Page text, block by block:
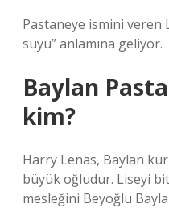
Pastaneye ismini veren
suyu” anlamına geliyor.
Baylan
kim?
Harry Lenas, Baylan
büyük oğludur. Liseyi
mesleğini Beyoğlu